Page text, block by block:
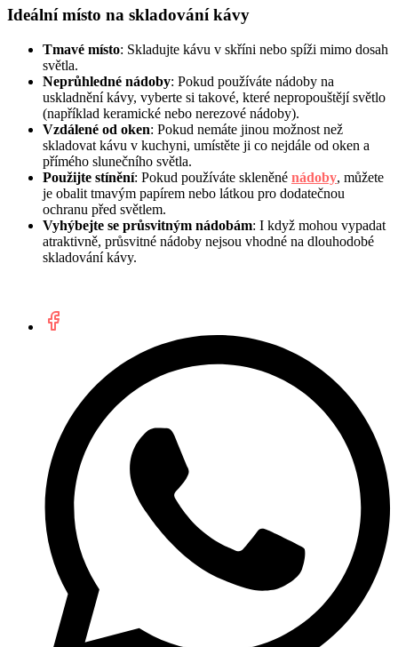
Ideální místo na skladování kávy
Tmavé místo: Skladujte kávu v skříni nebo spíži mimo dosah
světla.
Neprůhledné nádoby: Pokud používáte nádoby na
uskladnění kávy, vyberte si takové, které nepropouštějí světlo
(například keramické nebo nerezové nádoby).
Vzdálené od oken: Pokud nemáte jinou možnost než
skladovat kávu v kuchyni, umístěte ji co nejdále od oken a
přímého slunečního světla.
Použijte stínění: Pokud používáte skleněné nádoby, můžete
je obalit tmavým papírem nebo látkou pro dodatečnou
ochranu před světlem.
Vyhýbejte se průsvitným nádobám: I když mohou vypadat
atraktivně, průsvitné nádoby nejsou vhodné na dlouhodobé
skladování kávy.